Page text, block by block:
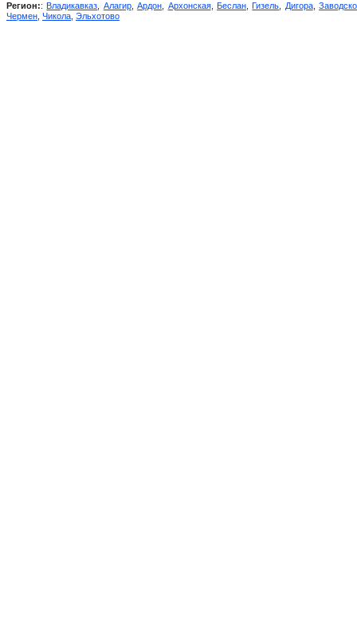
Регион::Владикавказ Алагир,Ардон Архонская, Беслан,Гизель Дигора,
Чермен Чикола Эльхотово